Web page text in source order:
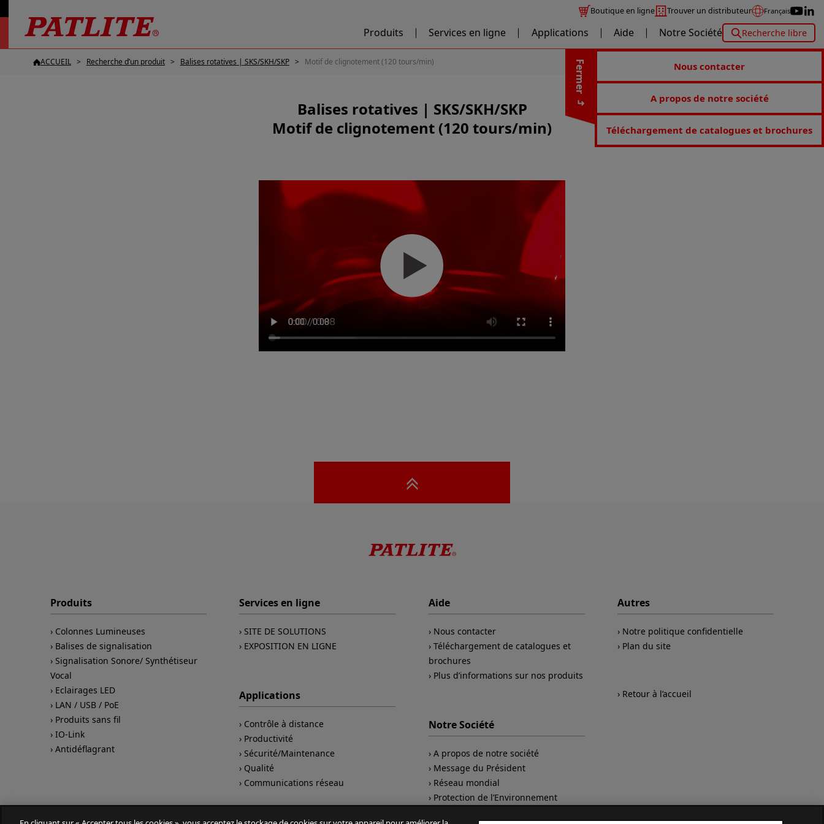
Boutique en ligne Trouver un distributeur Français
Produits Services en ligne Applications Aide Notre Société Recherche libre
Fermer Nous contacter
A propos de notre société
Téléchargement de catalogues et brochures
ACCUEIL Recherche d’un produit Balises rotatives | SKS/SKH/SKP Motif de clignotement (120 tours/min)
Balises rotatives | SKS/SKH/SKP
Motif de clignotement (120 tours/min)
Produits
Colonnes Lumineuses
Balises de signalisation
Signalisation Sonore/ Synthétiseur
Vocal
Eclairages LED
LAN / USB / PoE
Produits sans fil
IO-Link
Antidéflagrant
Services en ligne
SITE DE SOLUTIONS
EXPOSITION EN LIGNE
Applications
Contrôle à distance
Productivité
Sécurité/Maintenance
Qualité
Communications réseau
Aide
Nous contacter
Téléchargement de catalogues et
brochures
Plus d’informations sur nos produits
Notre Société
A propos de notre société
Message du Président
Réseau mondial
Protection de l’Environnement
Autres
Notre politique confidentielle
Plan du site
Retour à l’accueil